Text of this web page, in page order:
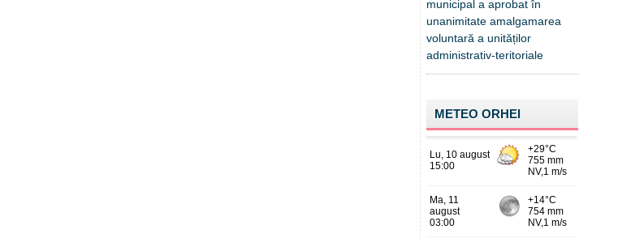
municipal a aprobat în
unanimitate amalgamarea
voluntară a unităților
administrativ-teritoriale
METEO ORHEI